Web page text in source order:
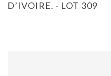
D’IVOIRE. - LOT 309